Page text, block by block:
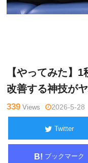
【やってみた】
改善する神技が
339 Views 2026-5-28
Twitter
B! ブックマーク